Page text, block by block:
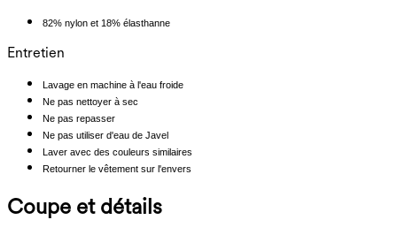
82% nylon et 18% élasthanne
Entretien
Lavage en machine à l'eau froide
Ne pas nettoyer à sec
Ne pas repasser
Ne pas utiliser d'eau de Javel
Laver avec des couleurs similaires
Retourner le vêtement sur l'envers
Coupe et détails